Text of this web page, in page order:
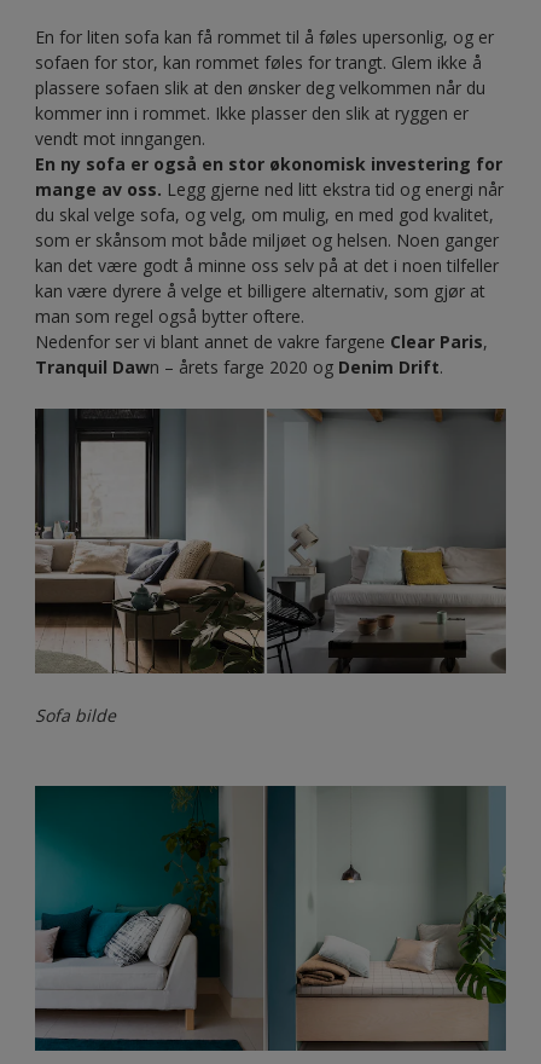
En for liten sofa kan få rommet til å føles upersonlig, og er
sofaen for stor, kan rommet føles for trangt. Glem ikke å
plassere sofaen slik at den ønsker deg velkommen når du
kommer inn i rommet. Ikke plasser den slik at ryggen er
vendt mot inngangen.
En ny sofa er også en stor økonomisk investering for
mange av oss. Legg gjerne ned litt ekstra tid og energi når
du skal velge sofa, og velg, om mulig, en med god kvalitet,
som er skånsom mot både miljøet og helsen. Noen ganger
kan det være godt å minne oss selv på at det i noen tilfeller
kan være dyrere å velge et billigere alternativ, som gjør at
man som regel også bytter oftere.
Nedenfor ser vi blant annet de vakre fargene Clear Paris,
Tranquil Dawn – årets farge 2020 og Denim Drift.
Sofa bilde